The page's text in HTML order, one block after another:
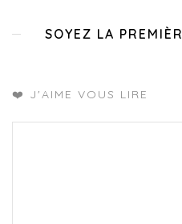
SOYEZ LA
❤️ J'AIME VOUS LIRE